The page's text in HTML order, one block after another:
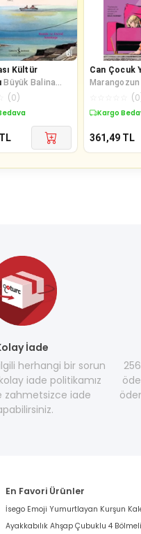
Kültür
Büyük Balina
Deniz
İlk Okuma
(0)
TL
Can Çocuk
(0
Kargo
361,49 TL
İade
herhangi bir sorun
iade politikamız
zahmetsizce iade
En Favori Ürünler
İsego Emoji Yumurtlayan Kurşun
Ayakkabılık Ahşap Çubuklu 4 Bölmeli